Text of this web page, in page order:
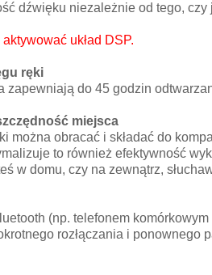
dźwięku niezależnie od tego,
układ DSP.
ręki
do 45 godzin
miejsca
można obracać i składać do
to również efektywność
w domu, czy na zewnątrz,
(np. telefonem
rozłączania i ponownego